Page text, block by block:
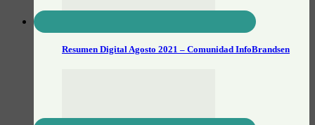
Resumen Digital Agosto 2021 – Comunidad InfoBrandsen